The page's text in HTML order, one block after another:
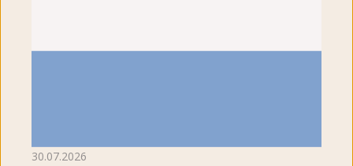
30.07.2026